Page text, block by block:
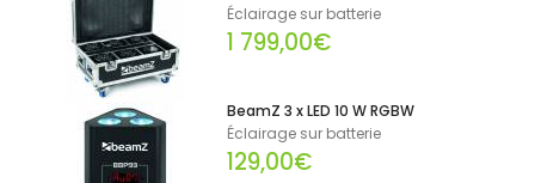
Éclairage sur batterie
1 799,00€
BeamZ 3 x LED 10 W RGBW
Éclairage sur batterie
129,00€